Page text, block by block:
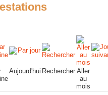
Aujourd'hui Rechercher Aller
au
mois